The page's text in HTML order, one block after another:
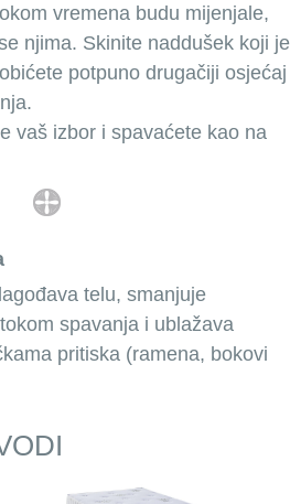
vremena budu mijenjale,
njima. Skinite naddušek koji je
potpuno drugačiji osjećaj
vaš izbor i spavaćete kao na
telu, smanjuje
spavanja i ublažava
pritiska (ramena, bokovi